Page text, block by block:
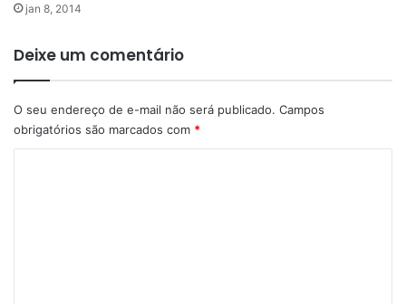
jan 8, 2014
Deixe um comentário
O seu endereço de e-mail não será publicado. Campos
obrigatórios são marcados com *